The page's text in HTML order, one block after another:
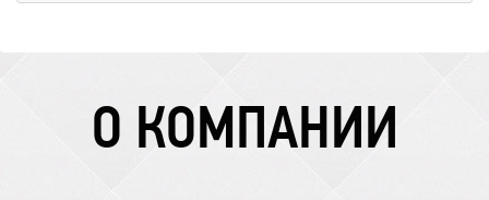
О КОМПАНИИ